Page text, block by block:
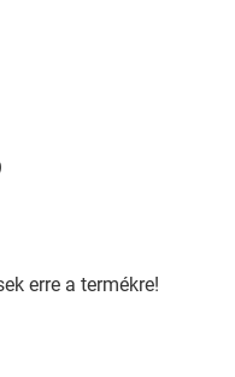
erre a termékre!